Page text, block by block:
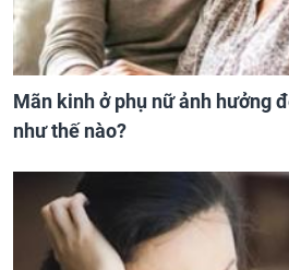
Mãn kinh ở phụ nữ ảnh hưởng
như thế nào?